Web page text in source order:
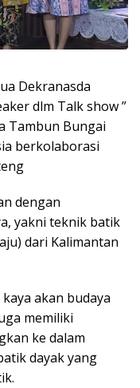
Dekranasda
dlm Talk show ”
Tambun Bungai
berkolaborasi
dengan
yakni teknik batik
dari Kalimantan
akan budaya
memiliki
ke dalam
dayak yang